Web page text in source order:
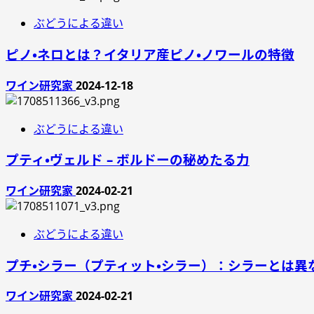
ぶどうによる違い
ピノ・ネロとは？イタリア産ピノ・ノワールの特徴
ワイン研究家2024-12-18
ぶどうによる違い
プティ・ヴェルド – ボルドーの秘めたる力
ワイン研究家2024-02-21
ぶどうによる違い
プチ・シラー（プティット・シラー）：シラーとは
ワイン研究家2024-02-21